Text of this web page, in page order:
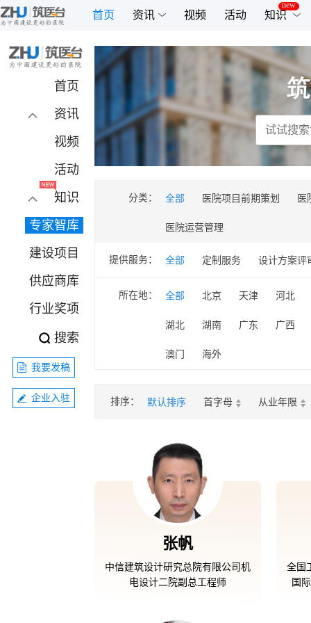
首页 资讯 视频 活动 知识
首页
资讯
专题
看方案
大咖
话题
其他
视频
活动
知识
政策 课件
专家智库
建设项目
供应商库
行业奖项
搜索
我要发稿
企业入驻
分类： 全部 医院项目前期策划 医
医院运营管理
提供服务： 全部 定制服务 设计方案评
所在地： 全部 北京 天津 河北
湖北 湖南 广东 广西
澳门 海外
排序： 默认排序 首字母 从业年限
张帆
中信建筑设计研究总院有限公司机
电设计二院副总工程师
全国
国